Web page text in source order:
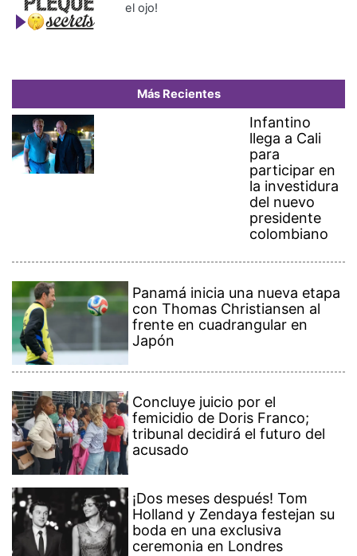
el ojo!
Más Recientes
Infantino
llega a Cali
para
participar en
la investidura
del nuevo
presidente
colombiano
Panamá inicia una nueva etapa
con Thomas Christiansen al
frente en cuadrangular en
Japón
Concluye juicio por el
femicidio de Doris Franco;
tribunal decidirá el futuro del
acusado
¡Dos meses después! Tom
Holland y Zendaya festejan su
boda en una exclusiva
ceremonia en Londres